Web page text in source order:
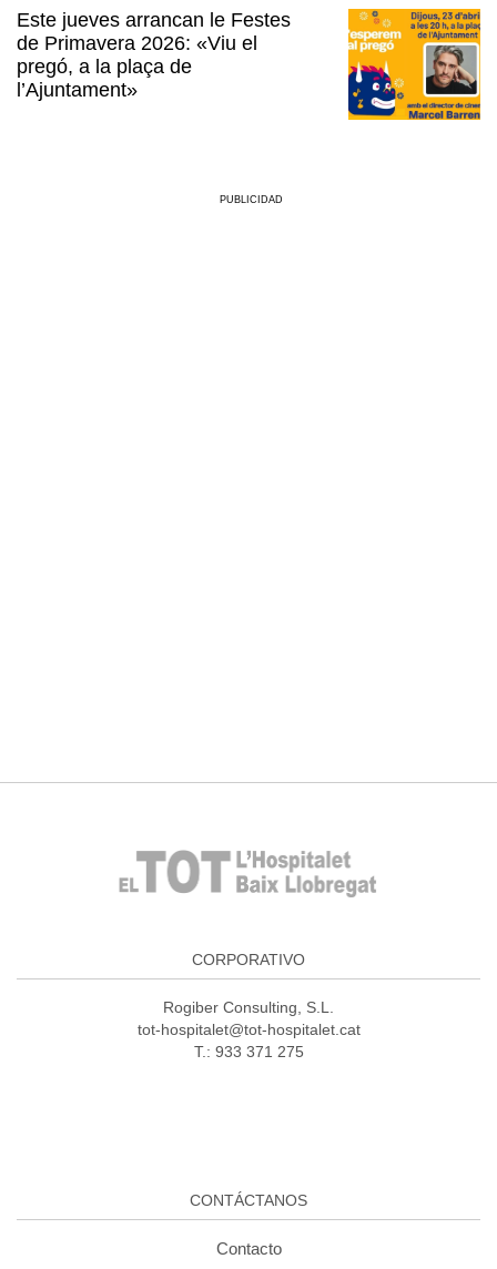
Este jueves arrancan le Festes
de Primavera 2026: «Viu el
pregó, a la plaça de
l’Ajuntament»
PUBLICIDAD
CORPORATIVO
Rogiber Consulting, S.L.
tot-hospitalet@tot-hospitalet.cat
T.: 933 371 275
CONTÁCTANOS
Contacto